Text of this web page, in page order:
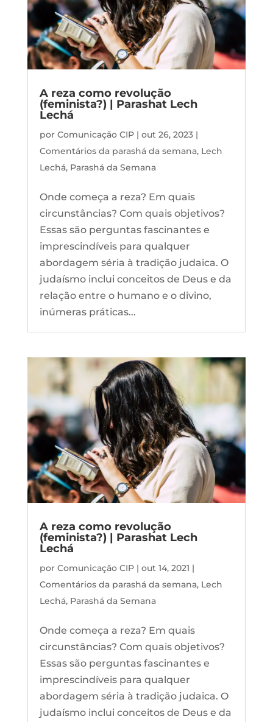
A reza como revolução
(feminista?) | Parashat Lech
Lechá
por Comunicação CIP| out 26, 2023|
Comentários da parashá da semana, Lech
Lechá, Parashá da Semana
Onde começa a reza? Em quais
circunstâncias? Com quais objetivos?
Essas são perguntas fascinantes e
imprescindíveis para qualquer
abordagem séria à tradição judaica. O
judaísmo inclui conceitos de Deus e da
relação entre o humano e o divino,
inúmeras práticas...
A reza como revolução
(feminista?) | Parashat Lech
Lechá
por Comunicação CIP| out 14, 2021 |
Comentários da parashá da semana, Lech
Lechá, Parashá da Semana
Onde começa a reza? Em quais
circunstâncias? Com quais objetivos?
Essas são perguntas fascinantes e
imprescindíveis para qualquer
abordagem séria à tradição judaica. O
judaísmo inclui conceitos de Deus e da